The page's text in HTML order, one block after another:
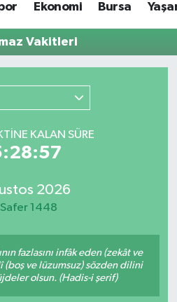
Ekonomi Bursa
Vakitleri
KALAN SÜRE
2026
1448
fazlasını infâk eden (zekât ve
(boş ve lüzumsuz) sözden dilini
olsun. (Hadis-i şerif)